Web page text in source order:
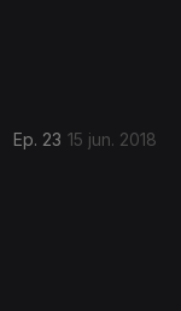
Ep. 23 15 jun. 2018